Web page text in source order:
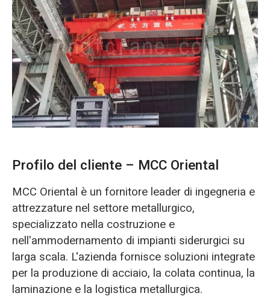
Profilo del cliente – MCC Oriental
MCC Oriental è un fornitore leader di ingegneria e
attrezzature nel settore metallurgico,
specializzato nella costruzione e
nell'ammodernamento di impianti siderurgici su
larga scala. L'azienda fornisce soluzioni integrate
per la produzione di acciaio, la colata continua, la
laminazione e la logistica metallurgica.
Norsk
O‘zbekcha